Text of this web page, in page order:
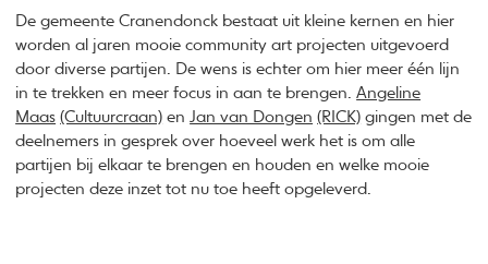
De gemeente Cranendonck bestaat uit kleine kernen en hier
worden al jaren mooie community art projecten uitgevoerd
door diverse partijen. De wens is echter om hier meer één lijn
in te trekken en meer focus in aan te brengen.Angeline
Maas (Cultuurcraan) enJan van Dongen (RICK) gingen met de
deelnemers in gesprek over hoeveel werk het is om alle
partijen bij elkaar te brengen en houden en welke mooie
projecten deze inzet tot nu toe heeft opgeleverd.